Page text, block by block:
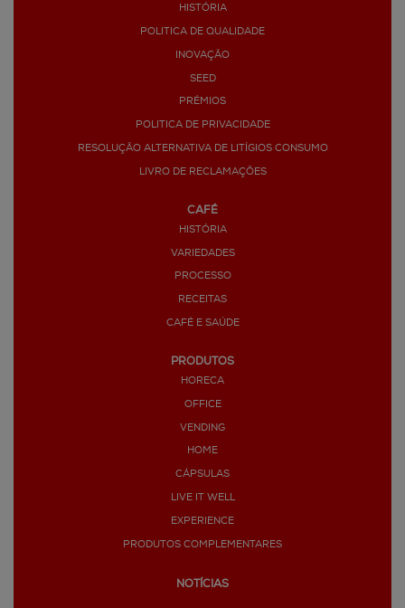
HISTÓRIA
POLITICA DE QUALIDADE
INOVAÇÃO
SEED
PRÉMIOS
POLITICA DE PRIVACIDADE
RESOLUÇÃO ALTERNATIVA DE LITÍGIOS CONSUMO
LIVRO DE RECLAMAÇÕES
CAFÉ
HISTÓRIA
VARIEDADES
PROCESSO
RECEITAS
CAFÉ E SAÚDE
PRODUTOS
HORECA
OFFICE
VENDING
HOME
CÁPSULAS
LIVE IT WELL
EXPERIENCE
PRODUTOS COMPLEMENTARES
NOTÍCIAS